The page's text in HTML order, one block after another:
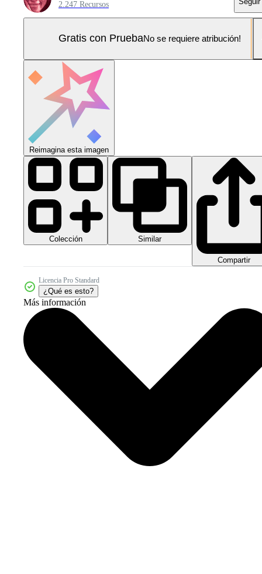
2.247 Recursos
Gratis con PruebaNo se requiere atribución!
Reimagina esta imagen
Colección Similar
Compartir
Licencia Pro Standard
¿Qué es esto?
Más información